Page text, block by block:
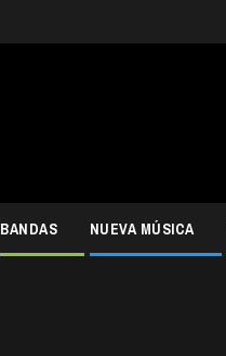
BANDAS NUEVA MÚSICA